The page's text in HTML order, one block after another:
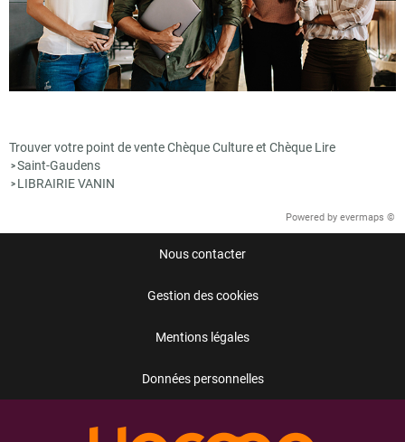
Trouver votre point de vente Chèque Culture et Chèque Lire
>Saint-Gaudens
> LIBRAIRIE VANIN
Powered by evermaps ©
Nous contacter
Gestion des cookies
Mentions légales
Données personnelles